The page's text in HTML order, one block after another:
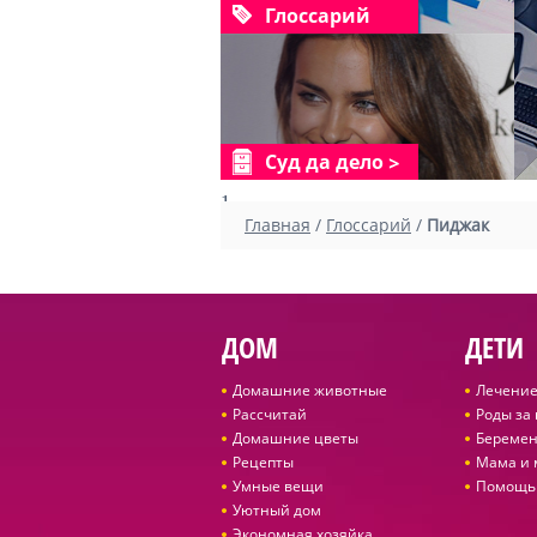
Глоссарий
Суд да дело
1
Главная / Глоссарий / Пиджак
ДОМ
Домашние животные
Рассчитай
Домашние цветы
Рецепты
Умные вещи
Уютный дом
ДЕТИ
Роды за
Мама и
Помощь